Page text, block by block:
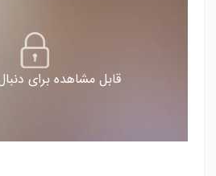
قابل مشاهده برای